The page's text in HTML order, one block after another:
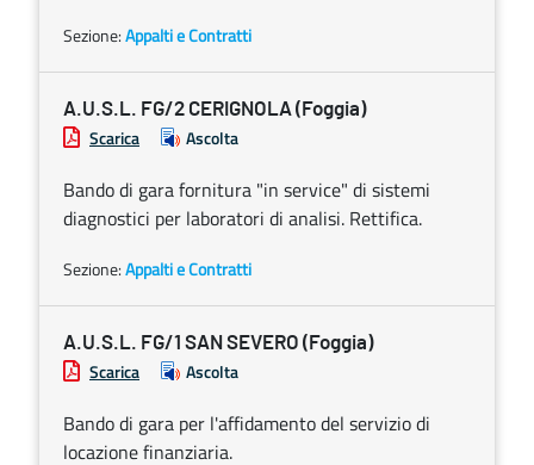
Sezione:Appalti e Contratti
A.U.S.L. FG/2 CERIGNOLA (Foggia)
Scarica Ascolta
Bando di gara fornitura "in service" di sistemi
diagnostici per laboratori di analisi. Rettifica.
Sezione:Appalti e Contratti
A.U.S.L. FG/1 SAN SEVERO (Foggia)
Scarica Ascolta
Bando di gara per l'affidamento del servizio di
locazione finanziaria.